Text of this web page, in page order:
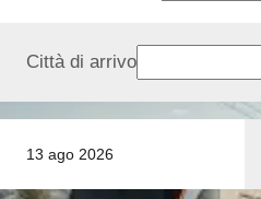
13 ago 2026
Città di arrivo